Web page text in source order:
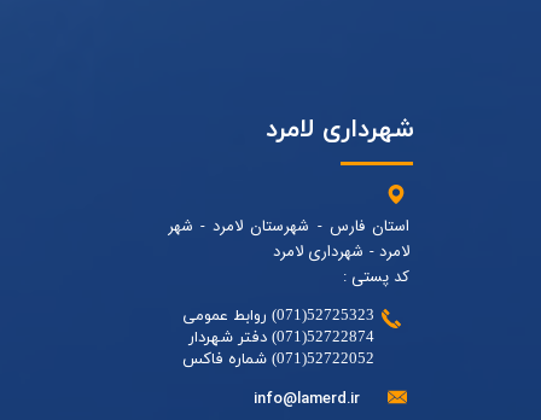
شهرداری لامرد
استان فارس - شهرستان لامرد - شهر
لامرد - شهرداری لامرد
کد پستی :
52725323(071) روابط عمومی
52722874(071) دفتر شهردار
52722052(071) شماره فاکس
info@lamerd.ir